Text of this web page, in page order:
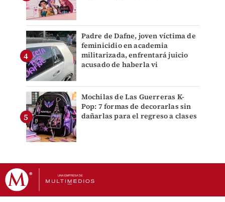
Padre de Dafne, joven víctima de
feminicidio en academia
militarizada, enfrentará juicio
acusado de haberla vi
Mochilas de Las Guerreras K-
Pop: 7 formas de decorarlas sin
dañarlas para el regreso a clases